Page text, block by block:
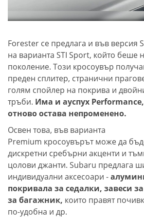
Forester се предлага и във версия
на варианта STI Sport, който беше
поколение. Този кросоувър
преден сплитер, странични
голям спойлер на покрива и
тръби. Има и ауспух
отново остава непроменено.
Освен това, във варианта
Premium кросоувърът може да
дискретни сребърни акценти и
цолови джанти. Subaru предлага
индивидуални аксесоари -
покривала за седалки, завеси
за багажник, които правят
по-удобна и др.